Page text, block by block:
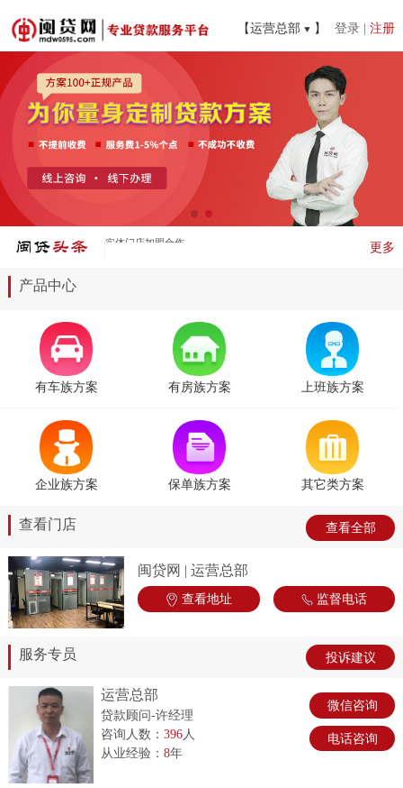
登录 |注册
【运营总部 】
实体门店加盟合作 更多
产品中心
有车族方案 有房族方案 上班族方案
企业族方案 保单族方案 其它类方案
查看门店 查看全部
闽贷网 | 运营总部
查看地址 监督电话
服务专员 投诉建议
运营总部
贷款顾问-许经理
咨询人数：396人
从业经验：8年
微信咨询
电话咨询